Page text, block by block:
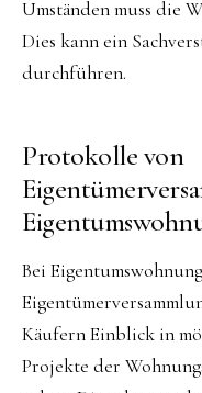
Umständen muss die
Dies kann ein
durchführen.
Protokolle von
Bei
Käufern Einblick in
Projekte der